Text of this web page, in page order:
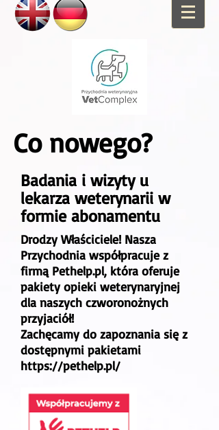
Co nowego?
Badania i wizyty u
lekarza weterynarii w
formie abonamentu
Drodzy Właściciele! Nasza
Przychodnia współpracuje z
firmą Pethelp.pl, która oferuje
pakiety opieki weterynaryjnej
dla naszych czworonożnych
przyjaciół!
Zachęcamy do zapoznania się z
dostępnymi pakietami
https://pethelp.pl/